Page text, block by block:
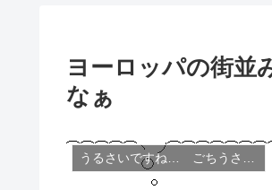
ヨーロッパの街並
なぁ